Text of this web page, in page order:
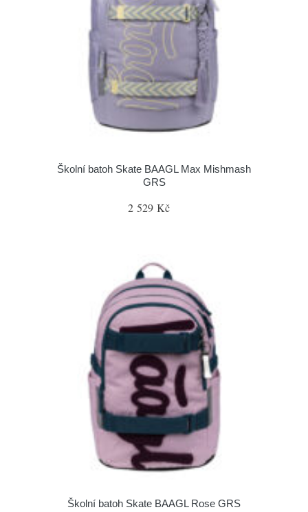
Školní batoh Skate BAAGL Max Mishmash
GRS
2 529 Kč
Školní batoh Skate BAAGL Rose GRS